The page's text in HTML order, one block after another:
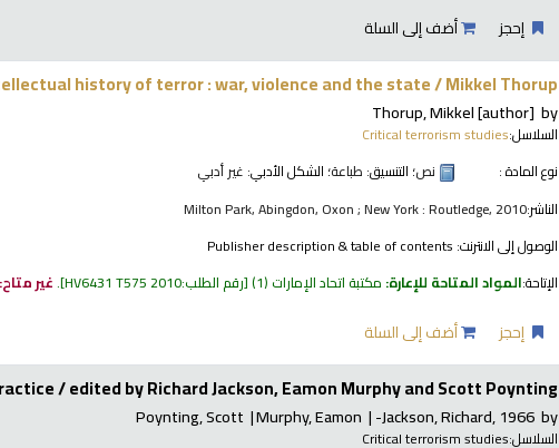
إحجز أضف إلى السلة
history of terror : war, violence and the state /Mikkel Thorup.
by
Thorup, Mikkel[author]
السلاسل:Critical terrorism studies
نوع المادة :
نص؛ التنسيق: طباعة؛ الشكل الأدبي: غير أدبي
الناشر:Milton Park, Abingdon, Oxon ; New York : Routledge, 2010
الوصول إلى الانترنت: Publisher description & table of contents
الإتاحة:المواد المتاحة للإعارة: مكتبة اتحاد الإمارات (1) رقم الطلب:HV6431 T575 2010
.غير متاح:
إحجز أضف إلى السلة
/edited by Richard Jackson, Eamon Murphy and Scott Poynting.
by
Jackson, Richard, 1966-
Murphy, Eamon
Poynting, Scott
السلاسل:Critical terrorism studies